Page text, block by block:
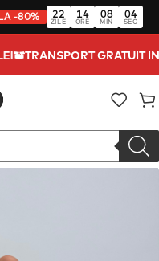
-80% 22
ZILE
14
ORE
08
MIN
03
SEC
LEI TRANSPORT